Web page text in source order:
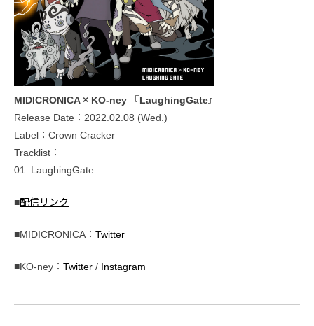
MIDICRONICA × KO-ney 『LaughingGate』
Release Date：2022.02.08 (Wed.)
Label：Crown Cracker
Tracklist：
01. LaughingGate
■配信リンク
■MIDICRONICA： Twitter
■KO-ney： Twitter / Instagram